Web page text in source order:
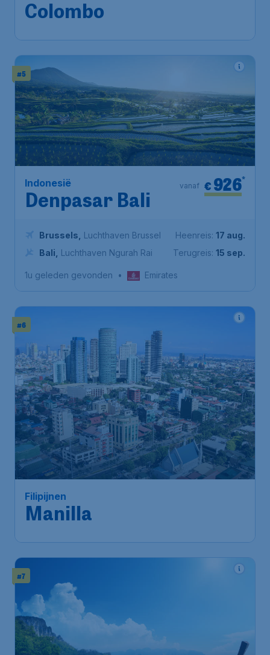
International Airport
#5
Indonesië
Denpasar Bali
€ 926*
vanaf
Brussels
Luchthaven Brussel
Bali
Luchthaven Ngurah Rai
Heenreis: 17 aug.
Terugreis: 15 sep.
1u geleden gevonden • Emirates
#6
Filipijnen
Manilla
€962*
vanaf
Metro Manila
International Airport
#7